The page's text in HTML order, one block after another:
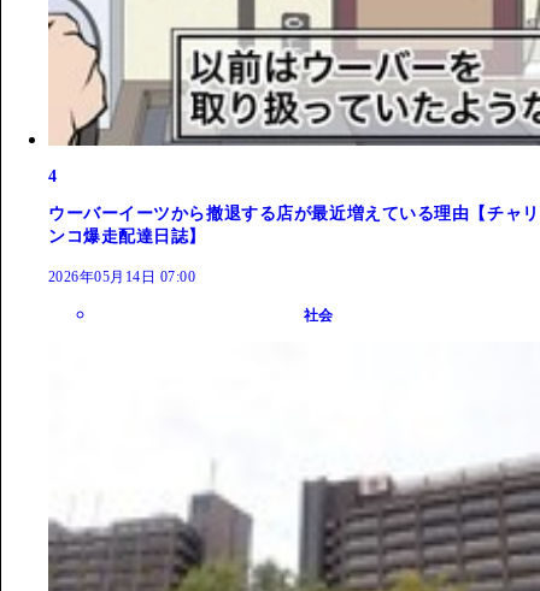
4
ウーバーイーツから撤退する店が最近増えている理由【チャリ
ンコ爆走配達日誌】
2026年05月14日 07:00
社会